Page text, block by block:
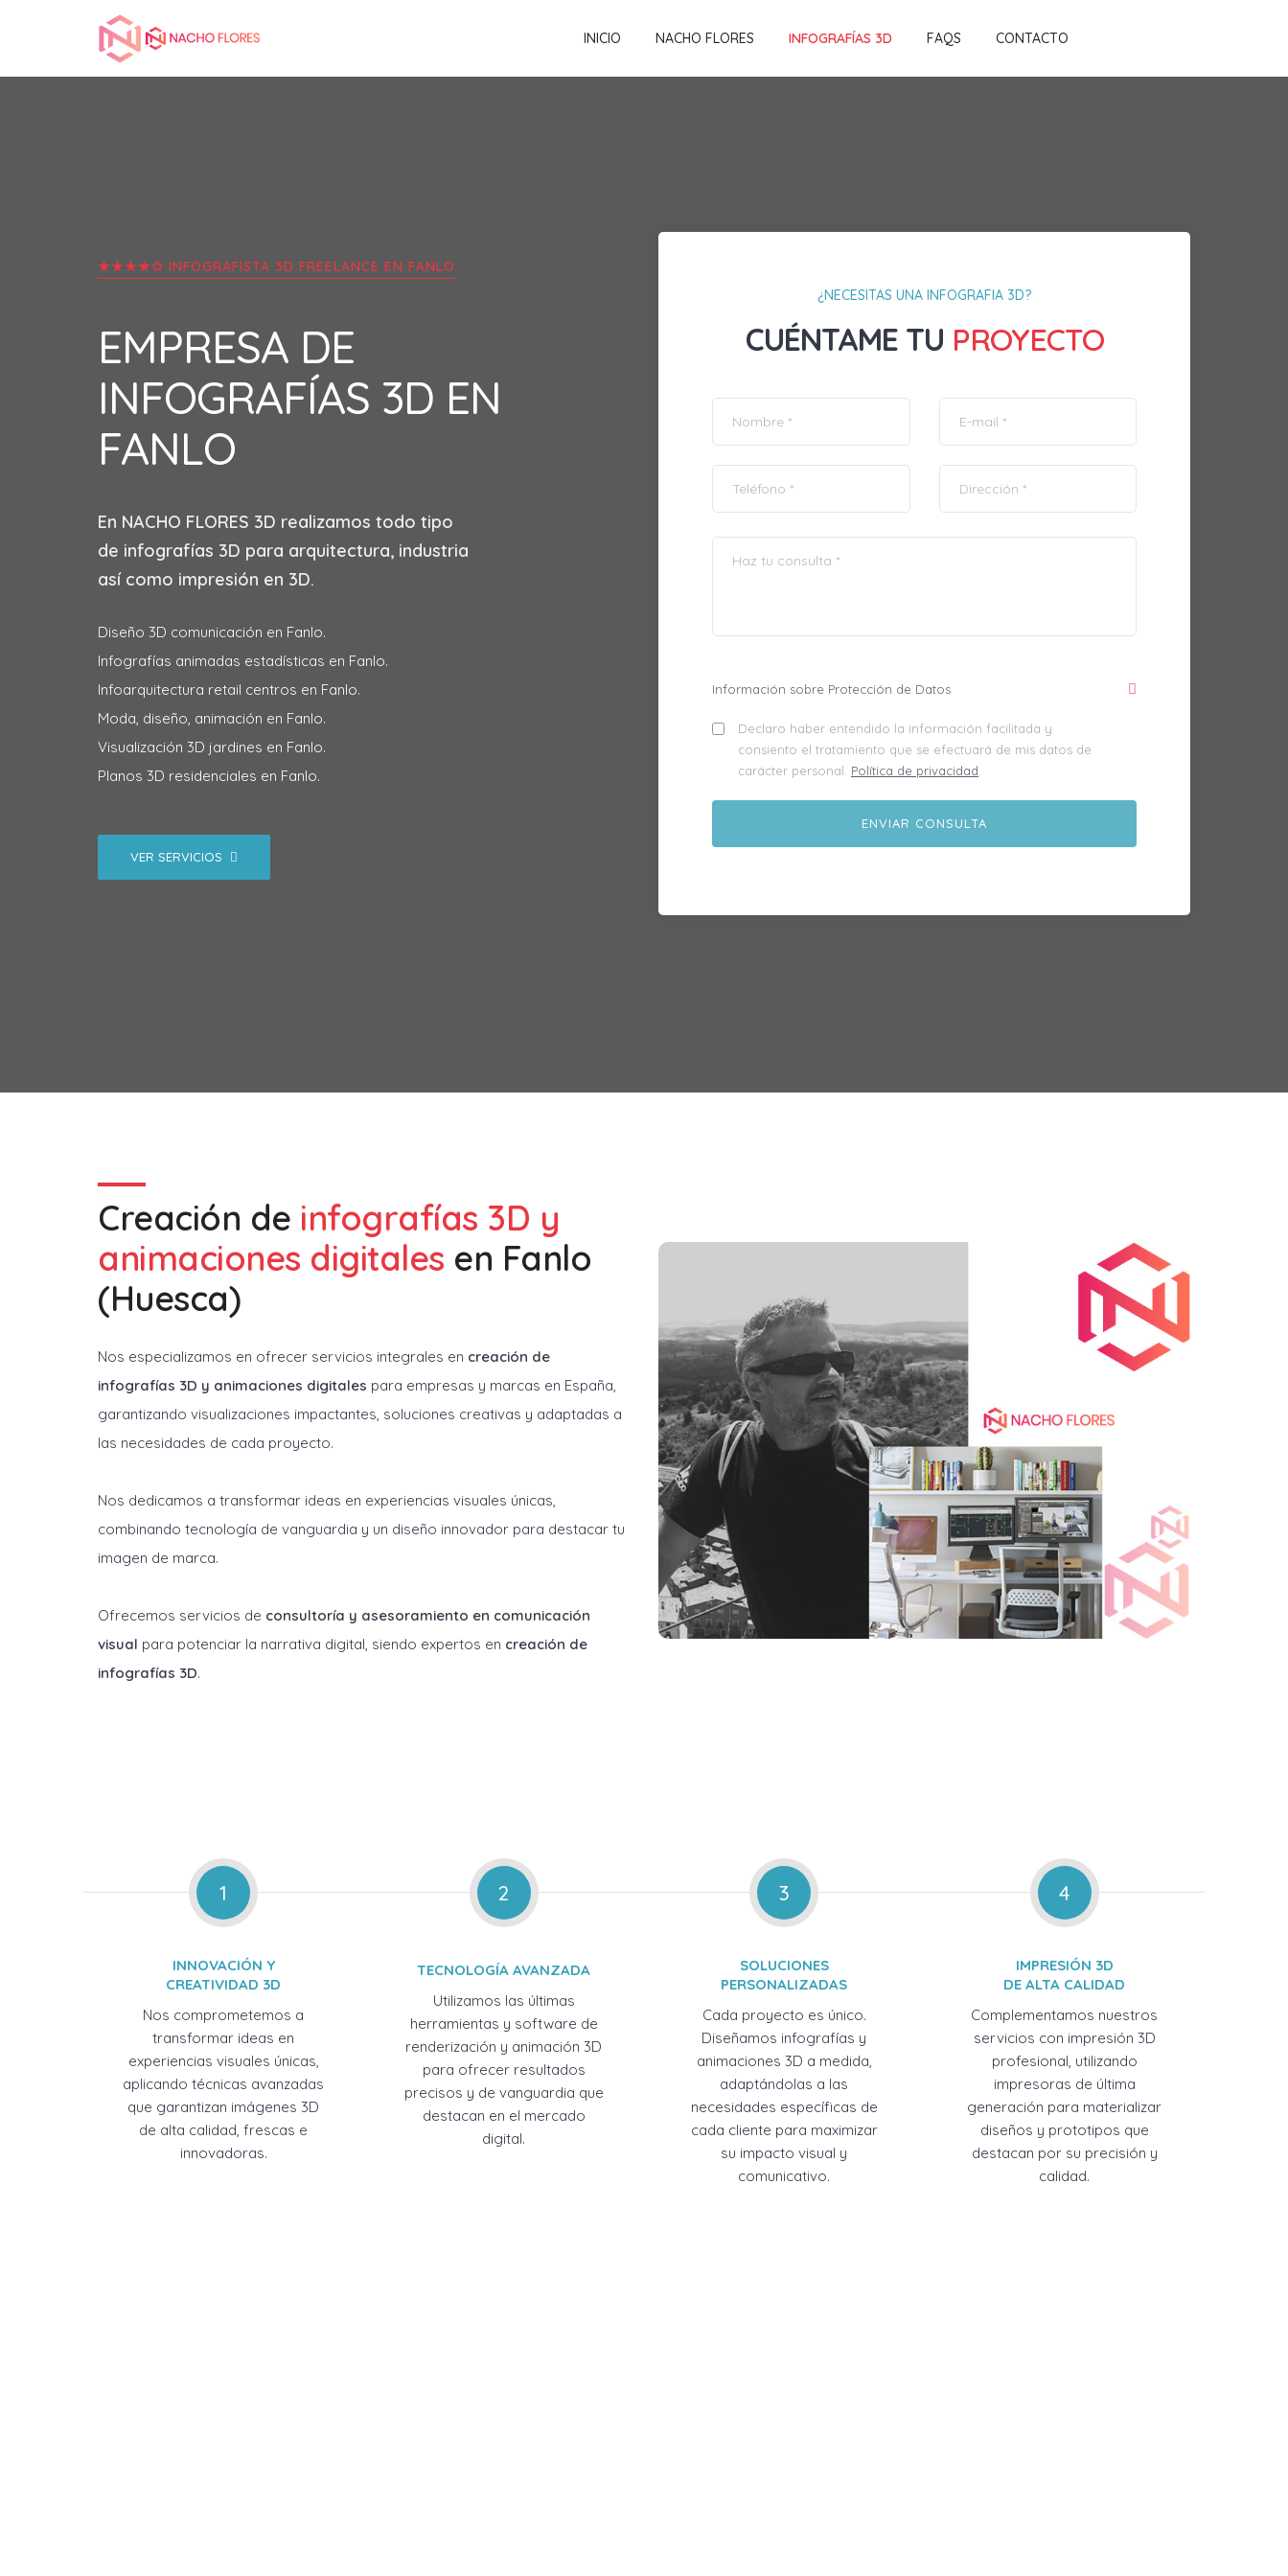
INICIO NACHO FLORES INFOGRAFÍAS 3D FAQS CONTACTO
★★★★✩ INFOGRAFISTA 3D FREELANCE EN FANLO
EMPRESA DE
INFOGRAFÍAS 3D EN
FANLO
En NACHO FLORES 3D realizamos todo tipo
de infografías 3D para arquitectura, industria
así como impresión en 3D.
Diseño 3D comunicación en Fanlo.
Infografías animadas estadísticas en Fanlo.
Infoarquitectura retail centros en Fanlo.
Moda, diseño, animación en Fanlo.
Visualización 3D jardines en Fanlo.
Planos 3D residenciales en Fanlo.
VER SERVICIOS
¿NECESITAS UNA INFOGRAFIA 3D?
CUÉNTAME TU PROYECTO
Información sobre Protección de Datos
Declaro haber entendido la información facilitada y
consiento el tratamiento que se efectuará de mis datos de
carácter personal. Política de privacidad
Creación de infografías 3D y
animaciones digitales en Fanlo
(Huesca)
Nos especializamos en ofrecer servicios integrales en creación de
infografías 3D y animaciones digitales para empresas y marcas en España,
garantizando visualizaciones impactantes, soluciones creativas y adaptadas a
las necesidades de cada proyecto.
Nos dedicamos a transformar ideas en experiencias visuales únicas,
combinando tecnología de vanguardia y un diseño innovador para destacar tu
imagen de marca.
Ofrecemos servicios de consultoría y asesoramiento en comunicación
visual para potenciar la narrativa digital, siendo expertos en creación de
infografías 3D.
1
INNOVACIÓN Y
CREATIVIDAD 3D
Nos comprometemos a
transformar ideas en
experiencias visuales únicas,
aplicando técnicas avanzadas
que garantizan imágenes 3D
de alta calidad, frescas e
innovadoras.
2
TECNOLOGÍA AVANZADA
Utilizamos las últimas
herramientas y software de
renderización y animación 3D
para ofrecer resultados
precisos y de vanguardia que
destacan en el mercado
digital.
3
SOLUCIONES
PERSONALIZADAS
Cada proyecto es único.
Diseñamos infografías y
animaciones 3D a medida,
adaptándolas a las
necesidades específicas de
cada cliente para maximizar
su impacto visual y
comunicativo.
4
IMPRESIÓN 3D
DE ALTA CALIDAD
Complementamos nuestros
servicios con impresión 3D
profesional, utilizando
impresoras de última
generación para materializar
diseños y prototipos que
destacan por su precisión y
calidad.